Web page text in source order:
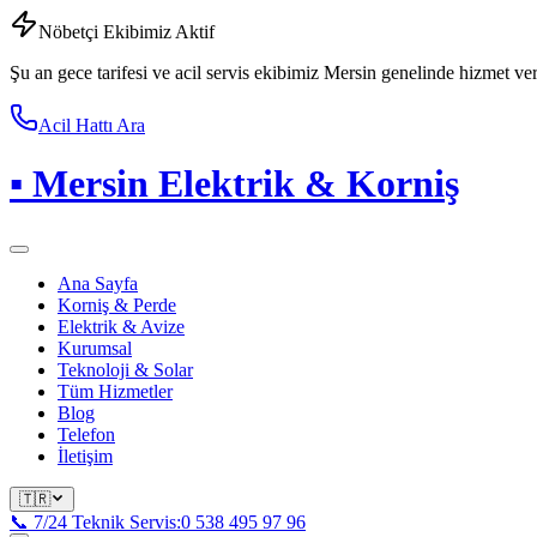
Nöbetçi Ekibimiz Aktif
Şu an gece tarifesi ve acil servis ekibimiz Mersin genelinde hizmet
Acil Hattı Ara
▪ Mersin Elektrik & Korniş
Ana Sayfa
Korniş & Perde
Elektrik & Avize
Kurumsal
Teknoloji & Solar
Tüm Hizmetler
Blog
Telefon
İletişim
🇹🇷
📞 7/24 Teknik Servis:0 538 495 97 96